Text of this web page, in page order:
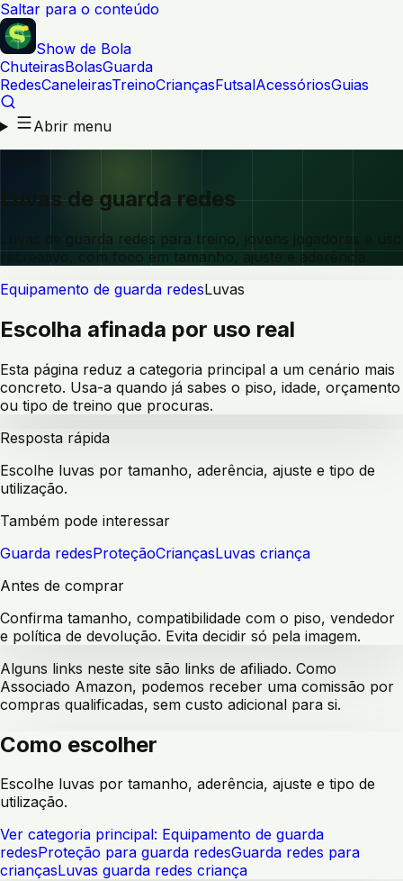
Saltar para o conteúdo
Show de Bola
ChuteirasBolasGuarda
RedesCaneleirasTreinoCriançasFutsalAcessóriosGuias
Abrir menu
Luvas de guarda redes
Luvas de guarda redes para treino, jovens jogadores e uso
recreativo, com foco em tamanho, ajuste e aderência.
Equipamento de guarda redesLuvas
Escolha afinada por uso real
Esta página reduz a categoria principal a um cenário mais
concreto. Usa-a quando já sabes o piso, idade, orçamento
ou tipo de treino que procuras.
Resposta rápida
Escolhe luvas por tamanho, aderência, ajuste e tipo de
utilização.
Também pode interessar
Guarda redesProteçãoCriançasLuvas criança
Antes de comprar
Confirma tamanho, compatibilidade com o piso, vendedor
e política de devolução. Evita decidir só pela imagem.
Alguns links neste site são links de afiliado. Como
Associado Amazon, podemos receber uma comissão por
compras qualificadas, sem custo adicional para si.
Como escolher
Escolhe luvas por tamanho, aderência, ajuste e tipo de
utilização.
Ver categoria principal: Equipamento de guarda
redesProteção para guarda redesGuarda redes para
criançasLuvas guarda redes criança